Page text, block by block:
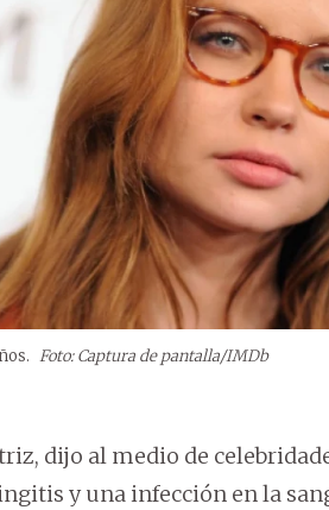
Foto: Captura de pantalla/IMDb
dijo al medio de
y una infección en la